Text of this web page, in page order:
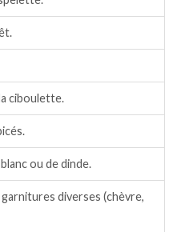
ciboulette.
ou de dinde.
diverses (chèvre,